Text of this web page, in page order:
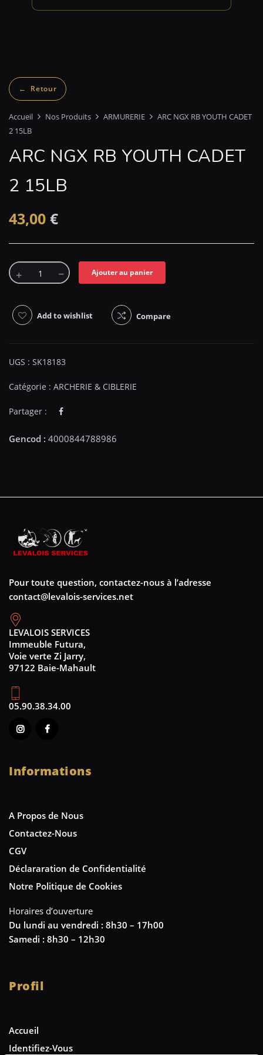
Accueil Nos Produits ARMURERIE
ARC NGX RB YOUTH CADET
2 15LB
ARC NGX RB YOUTH CADET
2 15LB
43,00 €
Ajouter au panier
Add to wishlist Compare
UGS : SK18183
Catégorie : ARCHERIE & CIBLERIE
Partager :
Pour toute question, contactez-nous à l’adresse
contact@levalois-services.net
LEVALOIS SERVICES
Immeuble Futura,
Voie verte Zi Jarry,
97122 Baie-Mahault
05.90.38.34.00
Informations
A Propos de Nous
Contactez-Nous
CGV
Déclararation de Confidentialité
Notre Politique de Cookies
Horaires d’ouverture
Du lundi au vendredi : 8h30 – 17h00
Samedi : 8h30 – 12h30
Profil
Accueil
Identifiez-Vous